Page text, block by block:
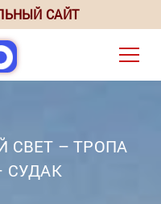
САЙТ
СВЕТ – ТРОПА
СУДАК